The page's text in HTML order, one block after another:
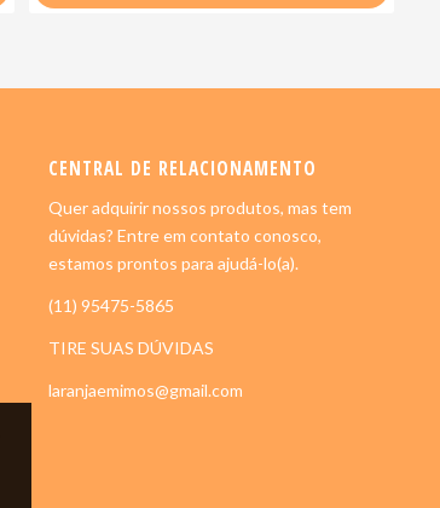
CENTRAL DE RELACIONAMENTO
Quer adquirir nossos produtos, mas tem
dúvidas? Entre em contato conosco,
estamos prontos para ajudá-lo(a).
(11) 95475-5865
TIRE SUAS DÚVIDAS
laranjaemimos@gmail.com